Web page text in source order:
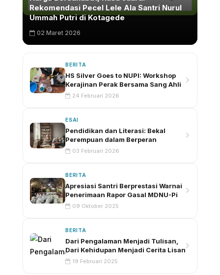
Rekomendasi Pecel Lele Ala Santri Nurul
Ummah Putri di Kotagede
02 Maret 2026
BERITA
HS Silver Goes to NUPI: Workshop
Kerajinan Perak Bersama Sang Ahli
24 Februari 2026
ESAI
Pendidikan dan Literasi: Bekal
Perempuan dalam Berperan
03 Februari 2026
BERITA
Apresiasi Santri Berprestasi Warnai
Penerimaan Rapor Gasal MDNU-Pi
09 Oktober 2025
BERITA
Dari Pengalaman Menjadi Tulisan,
Dari Kehidupan Menjadi Cerita Lisan
19 Februari 2025